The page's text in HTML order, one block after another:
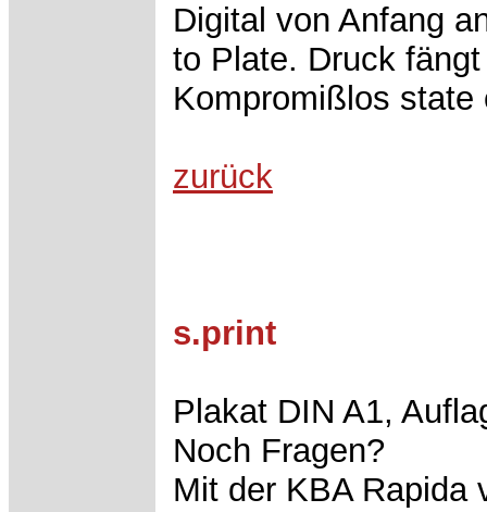
Digital von Anfang
to Plate. Druck
Kompromißlos state
zurück
s.print
Plakat DIN A1,
Noch Fragen?
Mit der KBA Rapida